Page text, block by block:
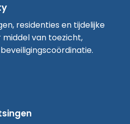
residenties en tijdelijke
van toezicht,